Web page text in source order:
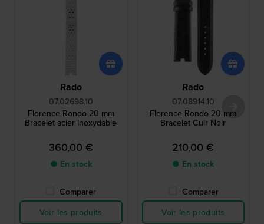
Rado
07.02698.10
Florence Rondo 20 mm
Bracelet acier Inoxydable
360,00 €
● En stock
Comparer
Voir les produits
Rado
07.08914.10
Florence Rondo 20 mm
Bracelet Cuir Noir
210,00 €
● En stock
Comparer
Voir les produits